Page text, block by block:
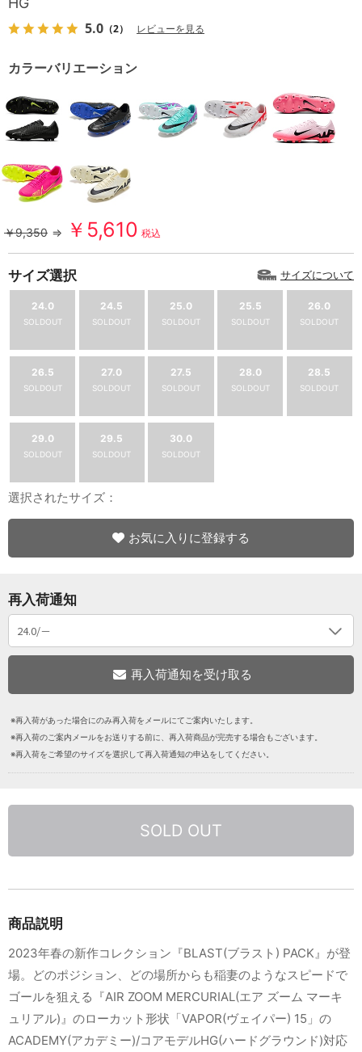
5.0 （2） レビューを見る
カラーバリエーション
￥9,350 ⇒ ￥5,610 税込
サイズ選択 サイズについて
24.0
SOLDOUT
24.5
SOLDOUT
25.0
SOLDOUT
25.5
SOLDOUT
26.0
SOLDOUT
26.5
SOLDOUT
27.0
SOLDOUT
27.5
SOLDOUT
28.0
SOLDOUT
28.5
SOLDOUT
29.0
SOLDOUT
29.5
SOLDOUT
30.0
SOLDOUT
選択されたサイズ：
お気に入りに登録する
再入荷通知
※再入荷があった場合にのみ再入荷をメールにてご案内いたします。
※再入荷のご案内メールをお送りする前に、再入荷商品が完売する場合もございます。
※再入荷をご希望のサイズを選択して再入荷通知の申込をしてください。
SOLD OUT
商品説明
2023年春の新作コレクション『BLAST(ブラスト) PACK』が登
場。どのポジション、どの場所からも稲妻のようなスピードで
ゴールを狙える『AIR ZOOM MERCURIAL(エア ズーム マーキ
ュリアル)』のローカット形状「VAPOR(ヴェイパー) 15」の
ACADEMY(アカデミー)/コアモデルHG(ハードグラウンド)対応